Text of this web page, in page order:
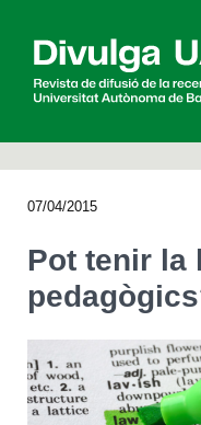
English
07/04/2015
Pot tenir la